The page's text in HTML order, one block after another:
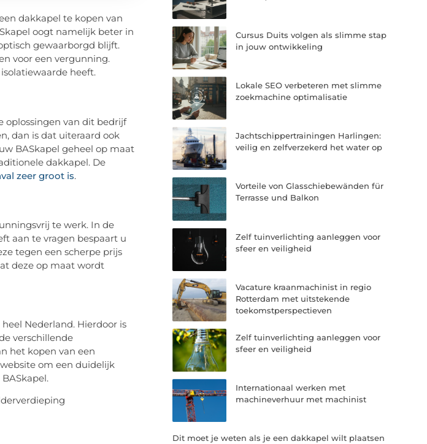
dakkapel te kopen van
oogt namelijk beter in
gewaarborgd blijft.
voor een vergunning.
heeft.
oplossingen van dit bedrijf
dan is dat uiteraard ook
BASkapel geheel op maat
dakkapel. De
zeer groot is.
te werk. In de
aan te vragen bespaart u
tegen een scherpe prijs
deze op maat wordt
Nederland. Hierdoor is
verschillende
het kopen van een
om een duidelijk
Cursus Duits volgen als slimme stap
in jouw ontwikkeling
Lokale SEO verbeteren met slimme
zoekmachine optimalisatie
Jachtschippertrainingen Harlingen:
veilig en zelfverzekerd het water op
Vorteile von Glasschiebewänden für
Terrasse und Balkon
Zelf tuinverlichting aanleggen voor
sfeer en veiligheid
Vacature kraanmachinist in regio
Rotterdam met uitstekende
toekomstperspectieven
Zelf tuinverlichting aanleggen voor
sfeer en veiligheid
Internationaal werken met
machineverhuur met machinist
Dit moet je weten als je een dakkapel wilt plaatsen